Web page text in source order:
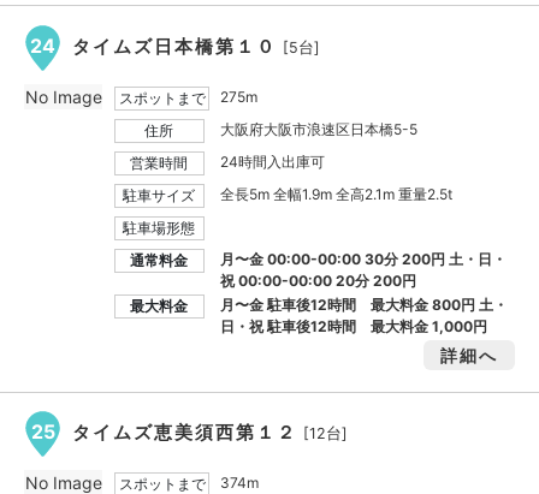
24 タイムズ日本橋第１０ [5台]
スポットまで
275m
住所
大阪府大阪市浪速区日本橋5-5
営業時間
24時間入出庫可
駐車サイズ
全長5m 全幅1.9m 全高2.1m 重量2.5t
駐車場形態
通常料金
月〜金 00:00-00:00 30分 200円 土・日・
祝 00:00-00:00 20分 200円
最大料金
月〜金 駐車後12時間 最大料金800円 土・
日・祝 駐車後12時間 最大料金1,000円
詳細へ
No Image
25 タイムズ恵美須西第１２ [12台]
スポットまで
374m
No Image